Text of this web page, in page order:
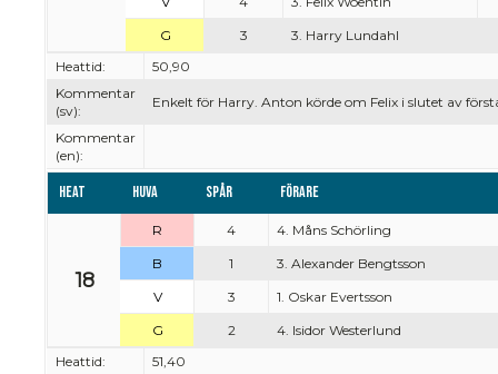
G
3
3. Harry Lundahl
Heattid:
50,90
Kommentar
(sv):
Enkelt för Harry. Anton körde om Felix i slutet av
Kommentar
(en):
Heat Huva Spår Förare
18
R 4
4. Måns Schörling
B
1
3. Alexander Bengtsson
V
3
1. Oskar Evertsson
G
2
4. Isidor Westerlund
Heattid:
51,40